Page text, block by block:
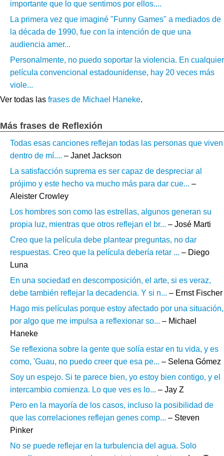
importante que lo que sentimos por ellos....
La primera vez que imaginé "Funny Games" a mediados de
la década de 1990, fue con la intención de que una
audiencia amer...
Personalmente, no puedo soportar la violencia. En cualquier
película convencional estadounidense, hay 20 veces más
viole...
Ver todas las frases de Michael Haneke.
Más frases de Reflexión
Todas esas canciones reflejan todas las personas que viven
dentro de mí.... – Janet Jackson
La satisfacción suprema es ser capaz de despreciar al
prójimo y este hecho va mucho más para dar cue... –
Aleister Crowley
Los hombres son como las estrellas, algunos generan su
propia luz, mientras que otros reflejan el br... – José Marti
Creo que la película debe plantear preguntas, no dar
respuestas. Creo que la película debería retar ... – Diego
Luna
En una sociedad en descomposición, el arte, si es veraz,
debe también reflejar la decadencia. Y si n... – Ernst Fischer
Hago mis películas porque estoy afectado por una situación,
por algo que me impulsa a reflexionar so... – Michael
Haneke
Se reflexiona sobre la gente que solía estar en tu vida, y es
como, 'Guau, no puedo creer que esa pe... – Selena Gómez
Soy un espejo. Si te parece bien, yo estoy bien contigo, y el
intercambio comienza. Lo que ves es lo... – Jay Z
Pero en la mayoría de los casos, incluso la posibilidad de
que las correlaciones reflejan genes comp... – Steven
Pinker
No se puede reflejar en la turbulencia del agua. Solo